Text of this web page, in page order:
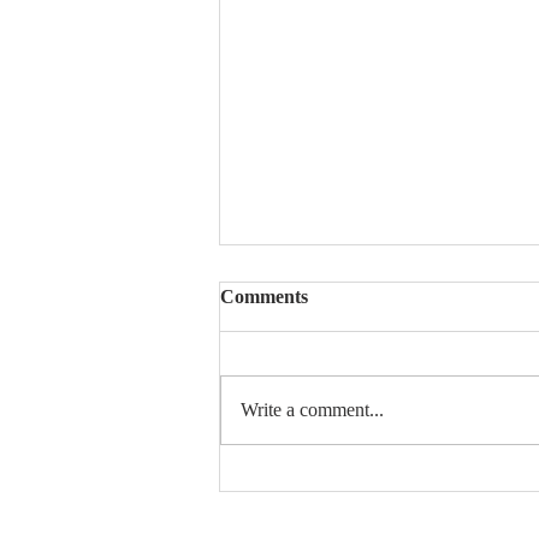
Comments
Write a comment...